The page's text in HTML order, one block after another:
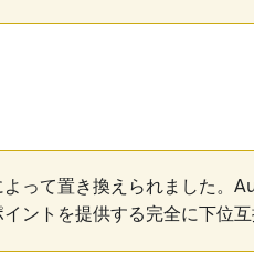
よって置き換えられました。
ントを提供する完全に下位互